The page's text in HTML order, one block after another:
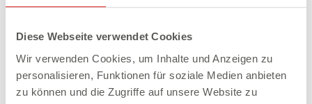
Diese Webseite verwendet Cookies
Wir verwenden Cookies, um Inhalte und Anzeigen zu
personalisieren, Funktionen für soziale Medien anbieten
zu können und die Zugriffe auf unsere Website zu
Externes Video